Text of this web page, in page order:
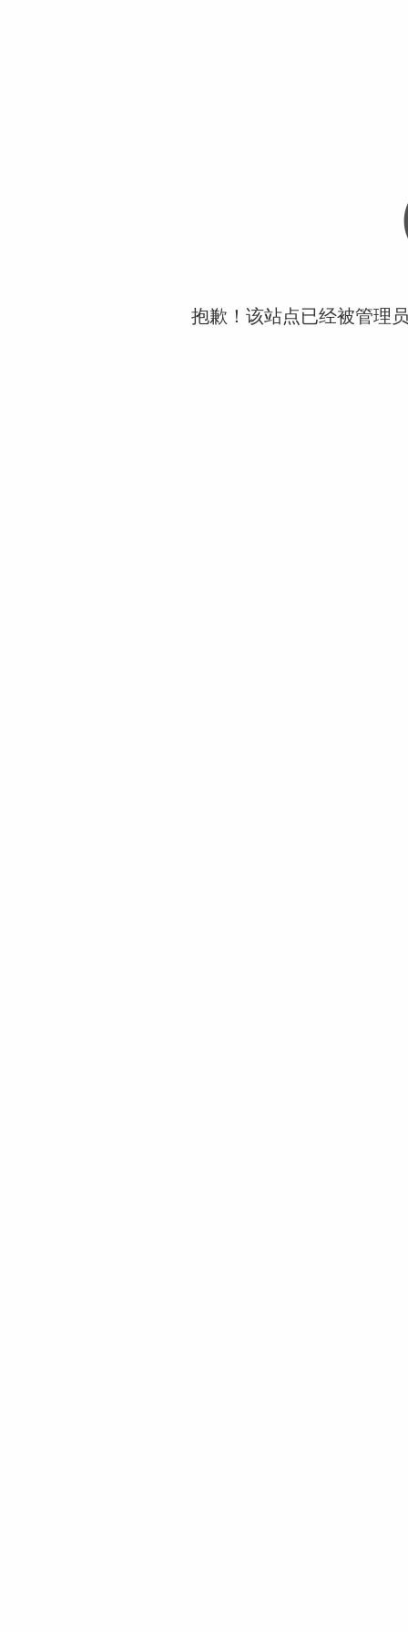
抱歉！该站点已经被管理